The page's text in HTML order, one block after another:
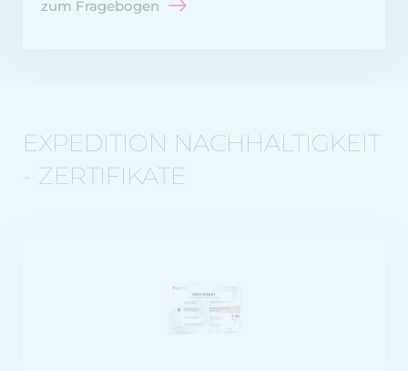
zum Fragebogen
EXPEDITION NACHHALTIGKEIT
- ZERTIFIKATE